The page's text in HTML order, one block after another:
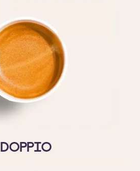
Doppio